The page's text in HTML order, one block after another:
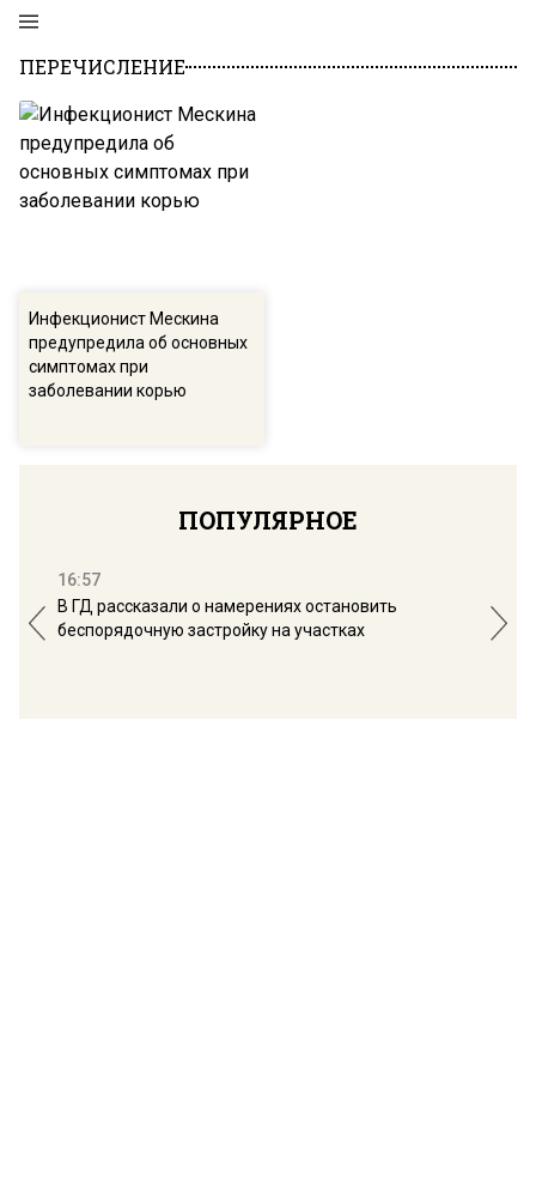
ПЕРЕЧИСЛЕНИЕ
Инфекционист Мескина
предупредила об основных
симптомах при
заболевании корью
ПОПУЛЯРНОЕ
16:57
В ГД рассказали о намерениях остановить
беспорядочную застройку на участках